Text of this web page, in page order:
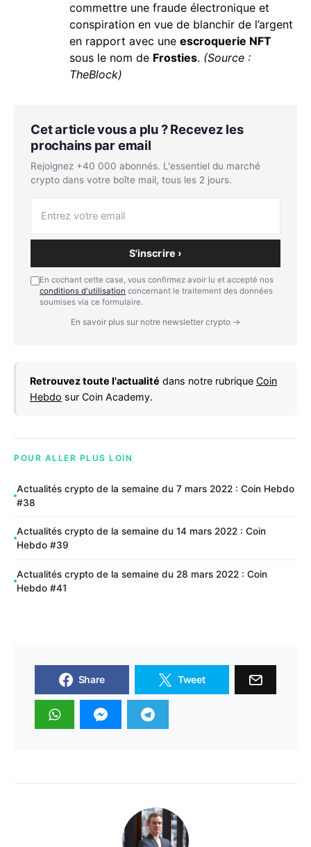
commettre une fraude électronique et
conspiration en vue de blanchir de l’argent
en rapport avec une escroquerie NFT
sous le nom de Frosties. (Source :
TheBlock)
Cet article vous a plu ? Recevez les
prochains par email
Rejoignez +40 000 abonnés. L'essentiel du marché
crypto dans votre boîte mail, tous les 2 jours.
S'inscrire ›
En cochant cette case, vous confirmez avoir lu et accepté nos
conditions d'utilisation concernant le traitement des données
soumises via ce formulaire.
En savoir plus sur notre newsletter crypto →
Retrouvez toute l'actualité dans notre rubrique Coin
Hebdo sur Coin Academy.
POUR ALLER PLUS LOIN
Actualités crypto de la semaine du 7 mars 2022 : Coin Hebdo
#38
Actualités crypto de la semaine du 14 mars 2022 : Coin
Hebdo #39
Actualités crypto de la semaine du 28 mars 2022 : Coin
Hebdo #41
Share Tweet